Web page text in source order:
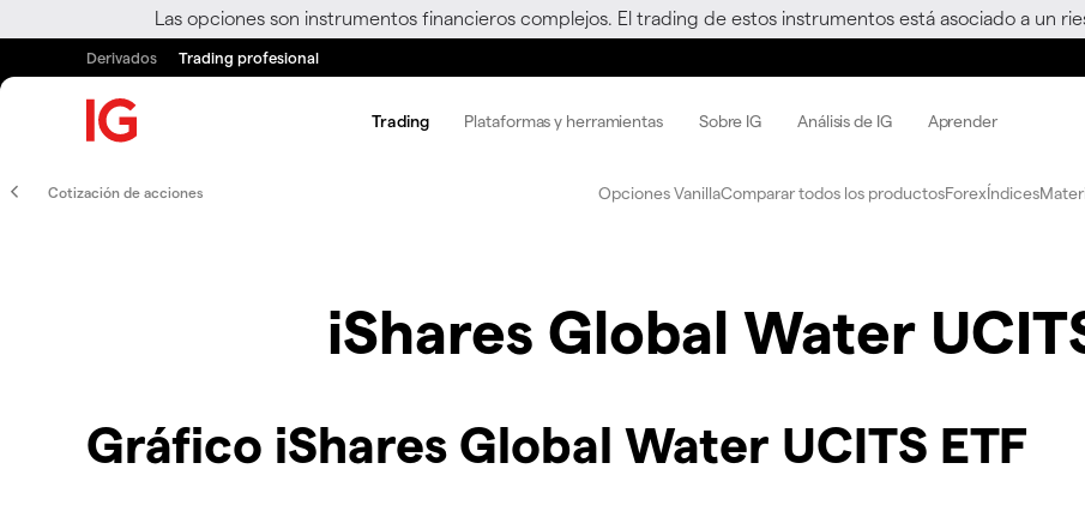
Las opciones son instrumentos financieros complejos. El trading de estos instrumentos está asociado a un
Derivados Trading profesional
Trading Plataformas y herramientas Sobre IG Análisis de IG Aprender
Cotización de acciones Opciones VanillaComparar todos los productosForexÍndices
iShares Global Water
Gráfico iShares Global Water UCITS ETF